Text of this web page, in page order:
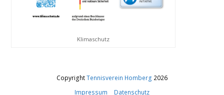
Klimaschutz
CopyrightTennisverein Homberg 2026
Impressum
Datenschutz